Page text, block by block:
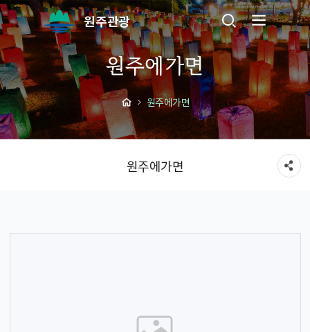
원주관광
원주에가면
원주에가면
원주에가면